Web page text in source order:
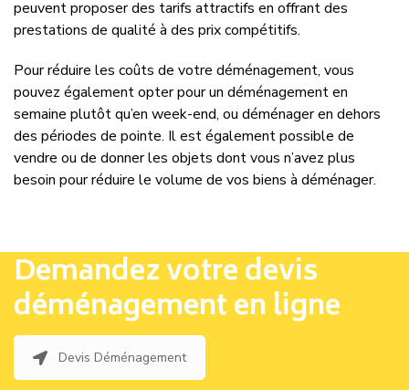
peuvent proposer des tarifs attractifs en offrant des
prestations de qualité à des prix compétitifs.
Pour réduire les coûts de votre déménagement, vous
pouvez également opter pour un déménagement en
semaine plutôt qu’en week-end, ou déménager en dehors
des périodes de pointe. Il est également possible de
vendre ou de donner les objets dont vous n’avez plus
besoin pour réduire le volume de vos biens à déménager.
Demandez votre devis
déménagement en ligne
Devis Déménagement